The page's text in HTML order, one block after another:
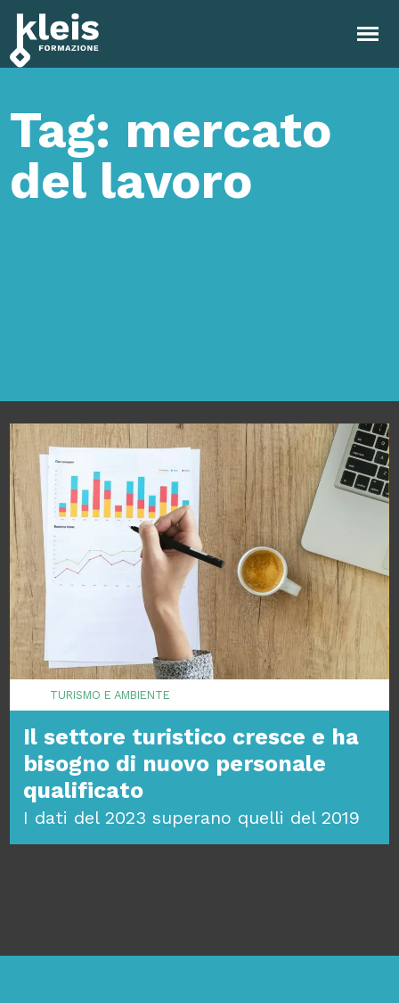
Instagram
Facebook
Tiktok
Tag: mercato
del lavoro
TURISMO E AMBIENTE
Il settore turistico cresce e ha
bisogno di nuovo personale
qualificato
I dati del 2023 superano quelli del 2019